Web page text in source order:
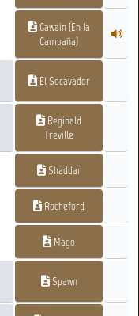
Gawain (En la
Campaña)
El Socavador
Reginald
Treville
Shaddar
Rocheford
Mago
Spawn